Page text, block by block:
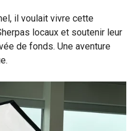
il voulait vivre cette
locaux et soutenir leur
de fonds. Une aventure